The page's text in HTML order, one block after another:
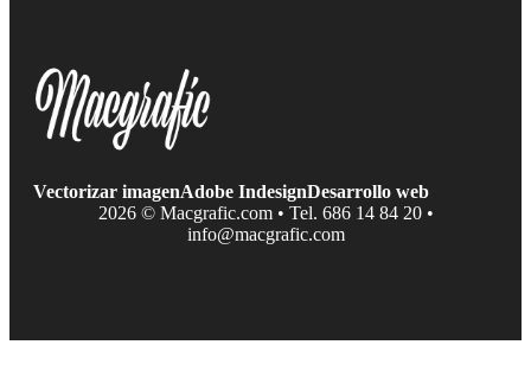
Vectorizar imagenAdobe IndesignDesarrollo web
2026 © Macgrafic.com • Tel. 686 14 84 20 •
info@macgrafic.com